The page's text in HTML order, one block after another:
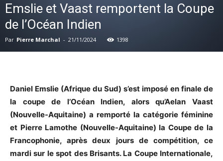
Emslie et Vaast remportent la Coupe
de l’Océan Indien
Par Pierre Marchal - 21/11/2024 1398
Daniel Emslie (Afrique du Sud) s’est imposé en finale de
la coupe de l’Océan Indien, alors qu’Aelan Vaast
(Nouvelle-Aquitaine) a remporté la catégorie féminine
et Pierre Lamothe (Nouvelle-Aquitaine) la Coupe de la
Francophonie, après deux jours de compétition, ce
mardi sur le spot des Brisants. La Coupe Internationale,